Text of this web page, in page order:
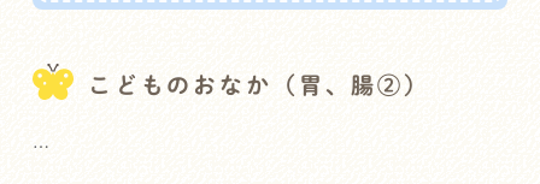
こどものおなか（胃、腸②）
…